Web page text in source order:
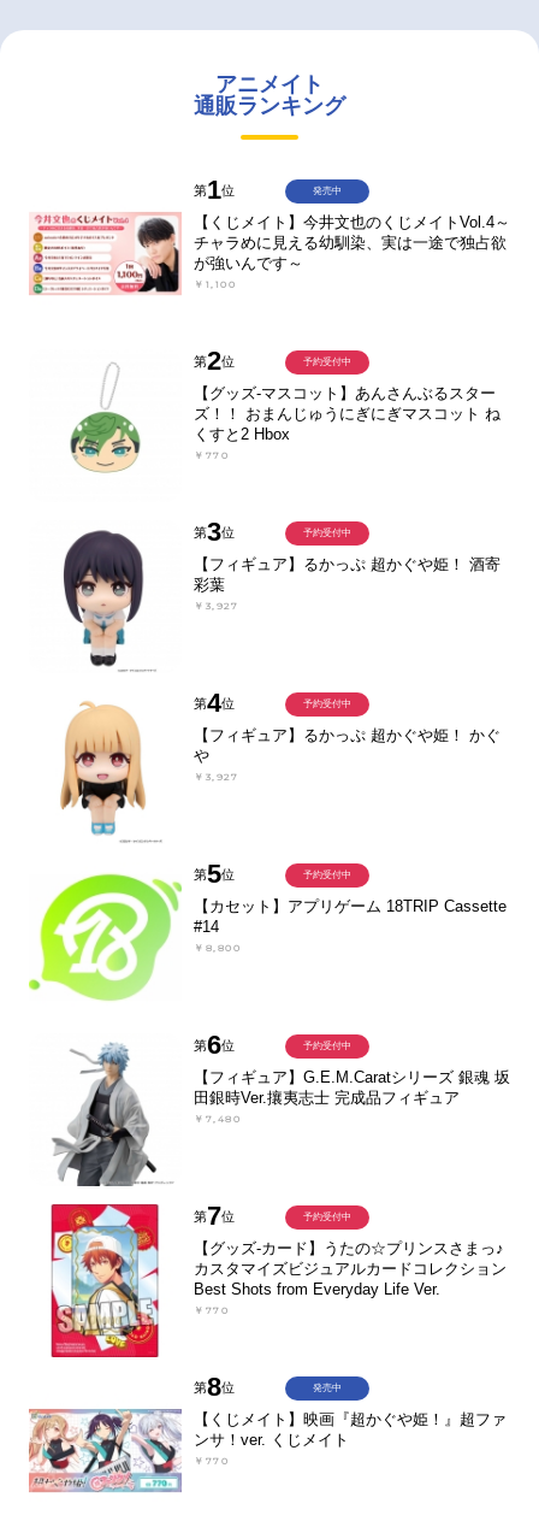
アニメイト
通販ランキング
第1位
【くじメイト】今井文也のくじメイトVol.4～
チャラめに見える幼馴染、実は一途で独占欲
が強いんです～
￥1,100
発売中
第2位
【グッズ-マスコット】あんさんぶるスター
ズ！！ おまんじゅうにぎにぎマスコット ね
くすと2 Hbox
￥770
予約受付中
第3位
【フィギュア】るかっぷ 超かぐや姫！ 酒寄
彩葉
￥3,927
予約受付中
第4位
【フィギュア】るかっぷ 超かぐや姫！ かぐ
や
￥3,927
予約受付中
第5位
【カセット】アプリゲーム 18TRIP Cassette
#14
￥8,800
予約受付中
第6位
【フィギュア】G.E.M.Caratシリーズ 銀魂 坂
田銀時Ver.攘夷志士 完成品フィギュア
￥7,480
予約受付中
第7位
【グッズ-カード】うたの☆プリンスさまっ♪
カスタマイズビジュアルカードコレクション
Best Shots from Everyday Life Ver.
￥770
予約受付中
第8位
【くじメイト】映画『超かぐや姫！』超ファ
ンサ！ver. くじメイト
￥770
発売中